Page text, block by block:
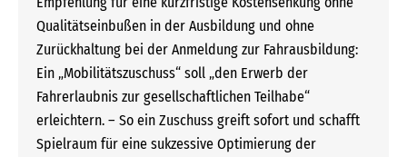
Qualitätseinbußen in der Ausbildung und ohne
Zurückhaltung bei der Anmeldung zur Fahrausbildung:
Ein „Mobilitätszuschuss“ soll „den Erwerb der
Fahrerlaubnis zur gesellschaftlichen Teilhabe“
erleichtern. – So ein Zuschuss greift sofort und schafft
Spielraum für eine sukzessive Optimierung der